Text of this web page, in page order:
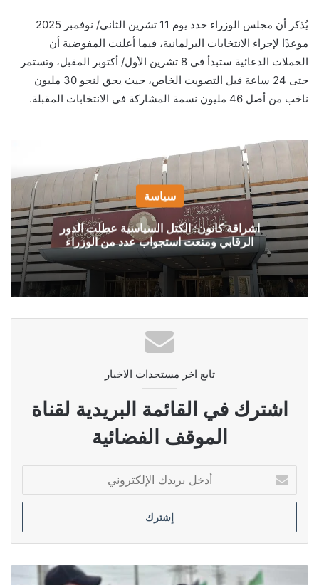
يُذكر أن مجلس الوزراء حدد يوم 11 تشرين الثاني/ نوفمبر 2025
موعدًا لإجراء الانتخابات البرلمانية، فيما أعلنت المفوضية أن
الحملات الدعائية ستبدأ في 8 تشرين الأول/ أكتوبر المقبل، وتستمر
حتى 24 ساعة قبل التصويت الخاص، حيث يحق لنحو 30 مليون
ناخب من أصل 46 مليون نسمة المشاركة في الانتخابات المقبلة.
سياسة
اشراقة كانون: الكتل السياسية عطلت الدور
الرقابي ومنعت استجواب عدد من الوزراء
تابع اخر مستجدات الاخبار
اشترك في القائمة البريدية لقناة
الموقف الفضائية
بريدك
الإلكتروني